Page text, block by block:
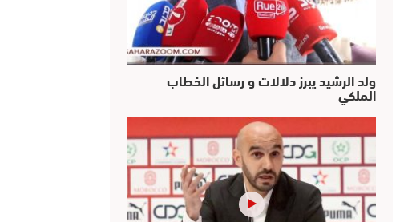
ولد الرشيد يبرز دلالات و رسائل الخطاب
الملكي